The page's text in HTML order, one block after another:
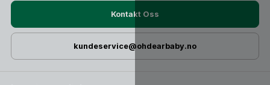
Kontakt Oss
kundeservice@ohdearbaby.no